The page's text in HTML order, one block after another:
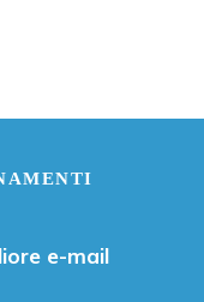
e-mail